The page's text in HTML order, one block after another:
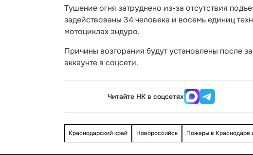
Тушение огня затруднено из-за отсутствия
задействованы 34 человека и восемь единиц
мотоциклах эндуро.
Причины возгорания будут установлены после
аккаунте в соцсети.
Читайте НК в соцсетях
Краснодарский край Новороссийск Пожары в Краснодаре